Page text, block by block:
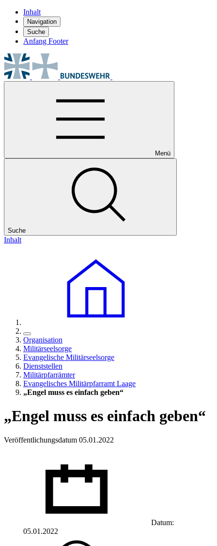
Inhalt
Navigation
Suche
Anfang Footer
Menü
Suche
Inhalt
Organisation
Militärseelsorge
Evangelische Militärseelsorge
Dienststellen
Militärpfarrämter
Evangelisches Militärpfarramt Laage
„Engel muss es einfach geben“
„Engel muss es einfach geben“
Veröffentlichungsdatum 05.01.2022
Datum:
05.01.2022